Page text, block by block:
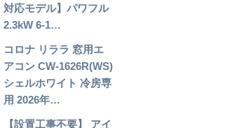
対応モデル】パワフル
2.3kW 6-1…
コロナ リララ 窓用エ
アコン CW-1626R(WS)
シェルホワイト 冷房専
用 2026年…
【設置工事不要】 アイ